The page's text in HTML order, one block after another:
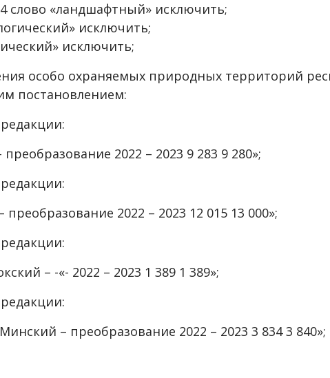
слово «ландшафтный» исключить;
исключить;
исключить;
особо охраняемых природных территорий
постановлением:
2022 – 2023 9 283 9 280»;
2022 – 2023 12 015 13 000»;
– -«- 2022 – 2023 1 389 1 389»;
– преобразование 2022 – 2023 3 834 3 840»;